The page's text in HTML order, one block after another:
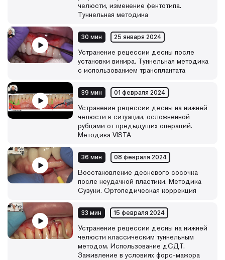
челюсти, изменение фентотипа.
Туннельная методика
30 мин 25 января 2024
Устранение рецессии десны после
установки винира. Туннельная методика
с использованием трансплантата
39 мин 01 февраля 2024
Устранение рецессии десны на нижней
челюсти в ситуации, осложненной
рубцами от предыдущих операций.
Методика VISTA
36 мин 08 февраля 2024
Восстановление десневого сосочка
после неудачной пластики. Методика
Сузуки. Ортопедическая коррекция
33 мин 15 февраля 2024
Устранение рецессии десны на нижней
челюсти классическим туннельным
методом. Использование дСДТ.
Заживление в условиях форс-мажора